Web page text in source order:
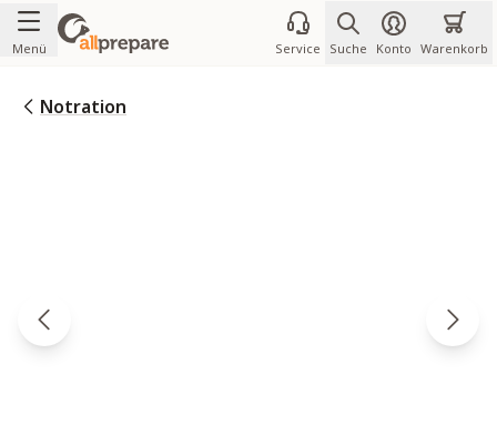
Zum Inhalt springen
Menü Service Suche Konto Warenkorb
Notration